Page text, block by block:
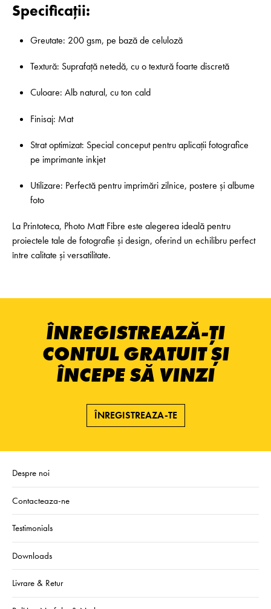
Specificații:
Greutate: 200 gsm, pe bază de celuloză
Textură: Suprafață netedă, cu o textură foarte discretă
Culoare: Alb natural, cu ton cald
Finisaj: Mat
Strat optimizat: Special conceput pentru aplicații fotografice
pe imprimante inkjet
Utilizare: Perfectă pentru imprimări zilnice, postere și albume
foto
La Printoteca, Photo Matt Fibre este alegerea ideală pentru
proiectele tale de fotografie și design, oferind un echilibru perfect
între calitate și versatilitate.
ÎNREGISTREAZĂ-ȚI
CONTUL GRATUIT ȘI
ÎNCEPE SĂ VINZI
ÎNREGISTREAZA-TE
Despre noi
Contacteaza-ne
Testimonials
Downloads
Livrare & Retur